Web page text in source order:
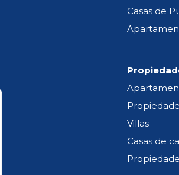
Casas de
Villas
Casas de